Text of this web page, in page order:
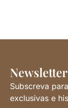
Newsletter
Subscreva
exclusivas e